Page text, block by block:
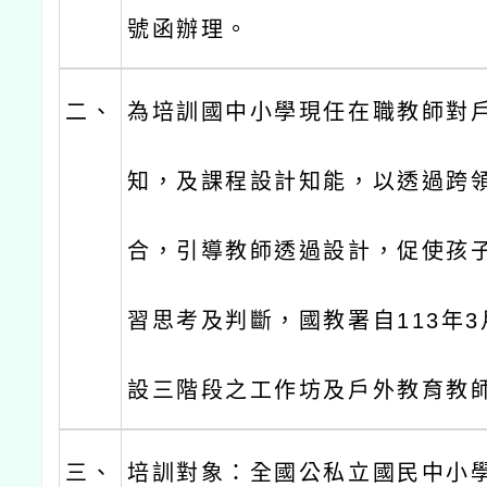
號函辦理。
二、 為培訓國中小學現任在職教師對
知，及課程設計知能，以透過跨
合，引導教師透過設計，促使孩
習思考及判斷，國教署自113年3
設三階段之工作坊及戶外教育教
三、 培訓對象：全國公私立國民中小